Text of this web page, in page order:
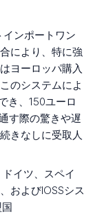
ンポートワン
により、特に強
ヨーロッパ購入
のシステムによ
き、150ユーロ
す際の驚きや遅
きなしに受取人
イツ、スペイ
およびIOSSシス